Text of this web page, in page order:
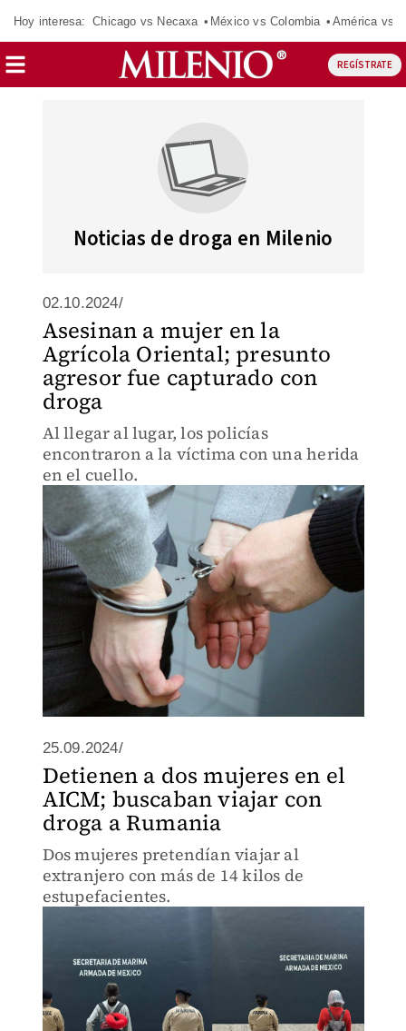
Hoy interesa: Chicago vs Necaxa México vs Colombia América vs
REGÍSTRATE
Noticias de droga en Milenio
02.10.2024/
Asesinan a mujer en la
Agrícola Oriental; presunto
agresor fue capturado con
droga
Al llegar al lugar, los policías
encontraron a la víctima con una herida
en el cuello.
25.09.2024/
Detienen a dos mujeres en el
AICM; buscaban viajar con
droga a Rumania
Dos mujeres pretendían viajar al
extranjero con más de 14 kilos de
estupefacientes.